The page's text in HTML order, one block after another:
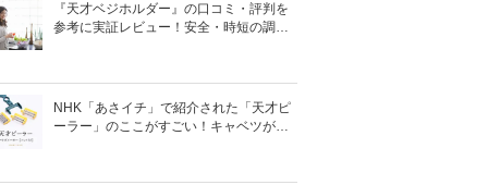
『天才ベジホルダー』の口コミ・評判を
参考に実証レビュー！安全・時短の調理
NHK「あさイチ」で紹介された「天才ピ
ーラー」のここがすごい！キャベツがほ